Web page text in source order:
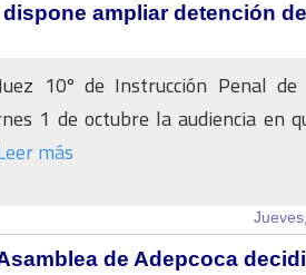
ampliar detención
10º de Instrucción Penal
1 de octubre la audiencia en
más
de Adepcoca